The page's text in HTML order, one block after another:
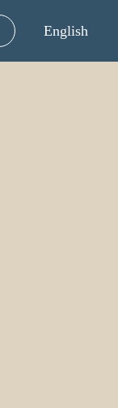
English